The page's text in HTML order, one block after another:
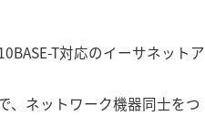
T対応のイーサネットア
、ネットワーク機器同士をつ